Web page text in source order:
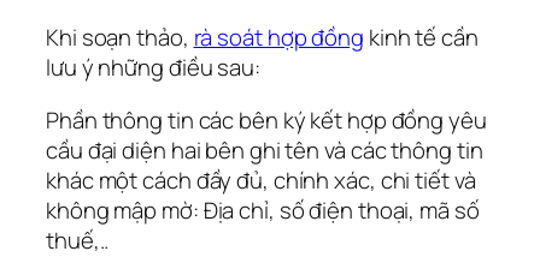
Khi soạn thảo, rà soát hợp đồng kinh tế cần
lưu ý những điều sau:
Phần thông tin các bên ký kết hợp đồng yêu
cầu đại diện hai bên ghi tên và các thông tin
khác một cách đầy đủ, chính xác, chi tiết và
không mập mờ: Địa chỉ, số điện thoại, mã số
thuế,..